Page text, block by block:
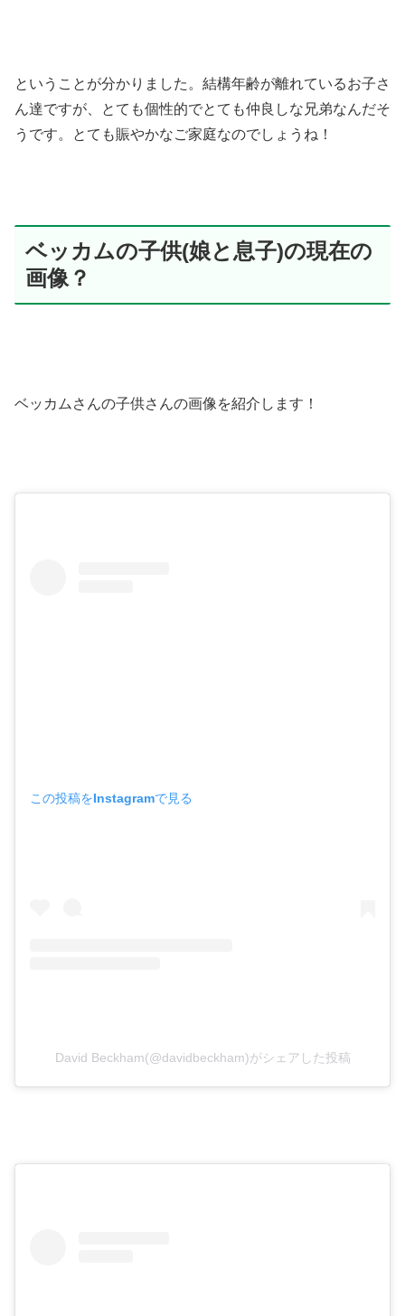
ということが分かりました。結構年齢が離れているお子さ
ん達ですが、とても個性的でとても仲良しな兄弟なんだそ
うです。とても賑やかなご家庭なのでしょうね！
ベッカムの子供(娘と息子)の現在の
画像？
ベッカムさんの子供さんの画像を紹介します！
この投稿をInstagramで見る
David Beckham(@davidbeckham)がシェアした投稿